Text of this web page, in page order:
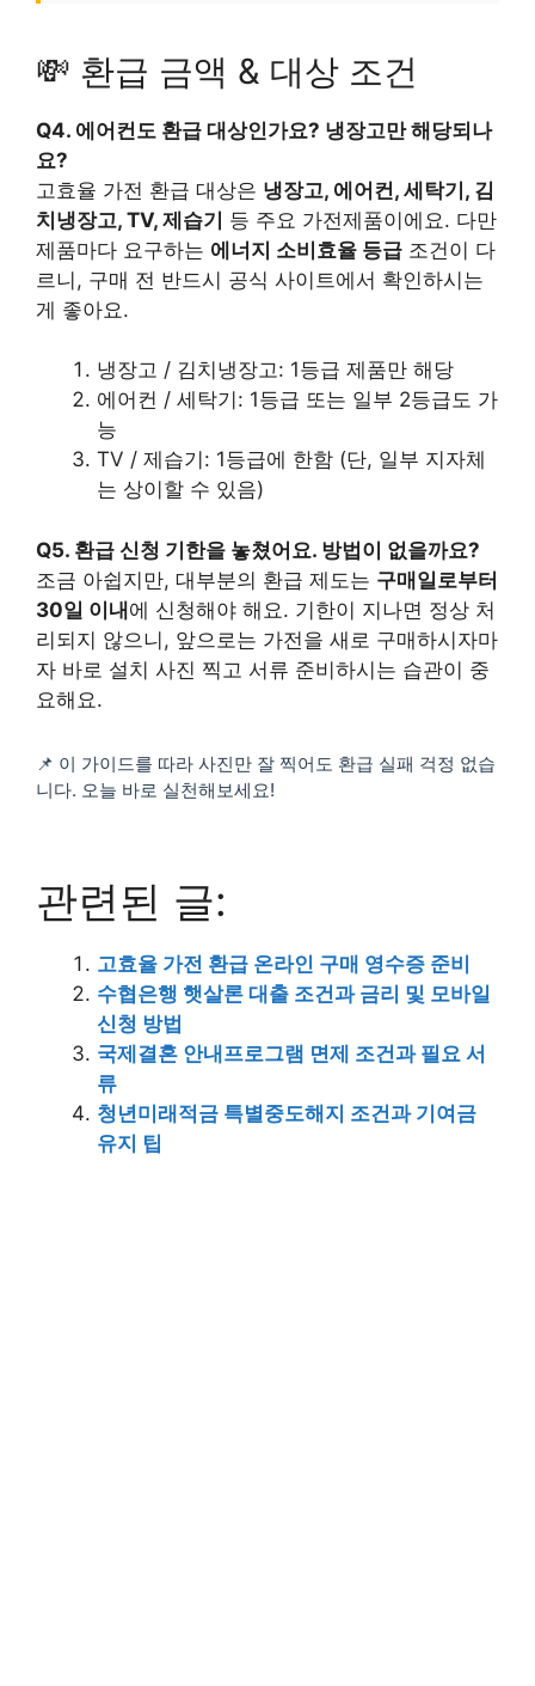
💸 환급 금액 & 대상 조건
Q4. 에어컨도 환급 대상인가요? 냉장고만 해당되나
요?
고효율 가전 환급 대상은 냉장고, 에어컨, 세탁기, 김
치냉장고, TV, 제습기 등 주요 가전제품이에요. 다만
제품마다 요구하는 에너지 소비효율 등급 조건이 다
르니, 구매 전 반드시 공식 사이트에서 확인하시는
게 좋아요.
냉장고 / 김치냉장고: 1등급 제품만 해당
에어컨 / 세탁기: 1등급 또는 일부 2등급도 가
능
TV / 제습기: 1등급에 한함 (단, 일부 지자체
는 상이할 수 있음)
Q5. 환급 신청 기한을 놓쳤어요. 방법이 없을까요?
조금 아쉽지만, 대부분의 환급 제도는 구매일로부터
30일 이내에 신청해야 해요. 기한이 지나면 정상 처
리되지 않으니, 앞으로는 가전을 새로 구매하시자마
자 바로 설치 사진 찍고 서류 준비하시는 습관이 중
요해요.
📌 이 가이드를 따라 사진만 잘 찍어도 환급 실패 걱정 없습
니다. 오늘 바로 실천해보세요!
관련된 글:
고효율 가전 환급 온라인 구매 영수증 준비
수협은행 햇살론 대출 조건과 금리 및 모바일
신청 방법
국제결혼 안내프로그램 면제 조건과 필요 서
류
청년미래적금 특별중도해지 조건과 기여금
유지 팁